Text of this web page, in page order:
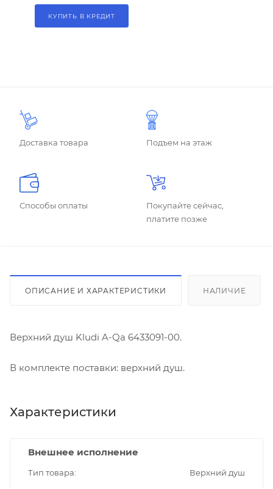
КУПИТЬ В КРЕДИТ
Доставка товара Подъем на этаж
Способы оплаты
Покупайте сейчас,
платите позже
ОПИСАНИЕ И ХАРАКТЕРИСТИКИ НАЛИЧИЕ
Верхний душ Kludi A-Qa 6433091-00.
В комплекте поставки: верхний душ.
Характеристики
Внешнее исполнение
Тип товара
Верхний душ